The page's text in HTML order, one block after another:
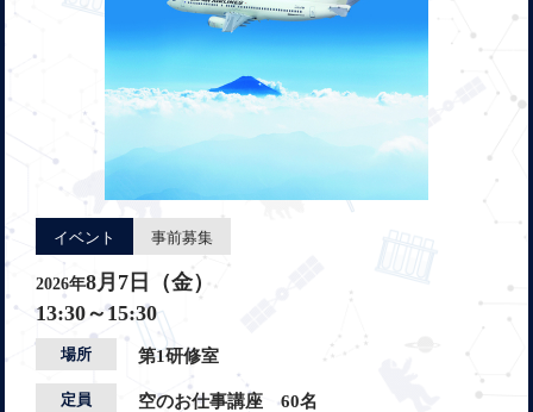
イベント 事前募集
2026年8月7日（金）
13:30～15:30
場所 第1研修室
定員
空のお仕事講座 60名